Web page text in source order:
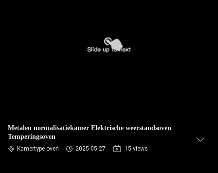
Metalen normalisatiekamer Elektrische weerstandsoven
Temperingsoven
Kamertype oven 2025-05-27 15 views